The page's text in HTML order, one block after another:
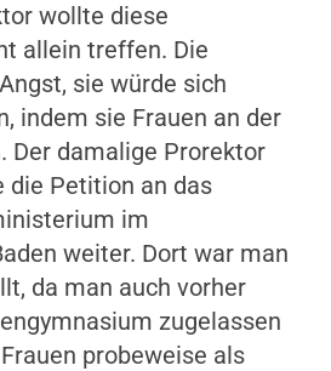
wollte diese
allein treffen. Die
sie würde sich
indem sie Frauen an der
Der damalige Prorektor
Petition an das
im
weiter. Dort war man
da man auch vorher
zugelassen
probeweise als